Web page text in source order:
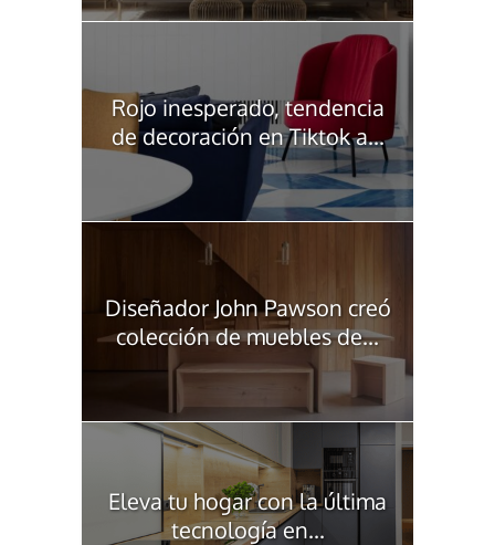
Rojo inesperado, tendencia
de decoración en Tiktok a...
Diseñador John Pawson creó
colección de muebles de...
Eleva tu hogar con la última
tecnología en...